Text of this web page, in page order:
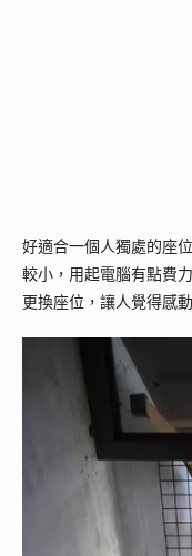
好適合一個人獨處的座
較小，用起電腦有點費
更換座位，讓人覺得感